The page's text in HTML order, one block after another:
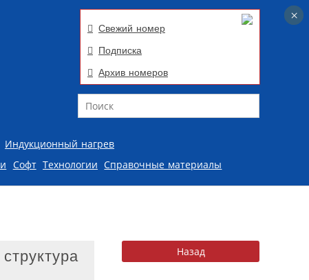
Свежий номер
Подписка
Архив номеров
Поиск
Индукционный нагрев
Софт Технологии Справочные материалы
×
×